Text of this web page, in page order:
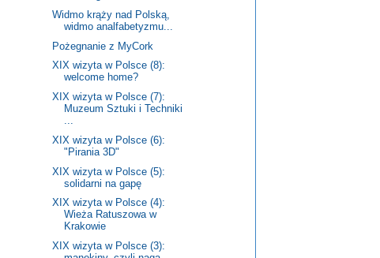
Widmo krąży nad Polską,
widmo analfabetyzmu...
Pożegnanie z MyCork
XIX wizyta w Polsce (8):
welcome home?
XIX wizyta w Polsce (7):
Muzeum Sztuki i Techniki
...
XIX wizyta w Polsce (6):
"Pirania 3D"
XIX wizyta w Polsce (5):
solidarni na gapę
XIX wizyta w Polsce (4):
Wieża Ratuszowa w
Krakowie
XIX wizyta w Polsce (3):